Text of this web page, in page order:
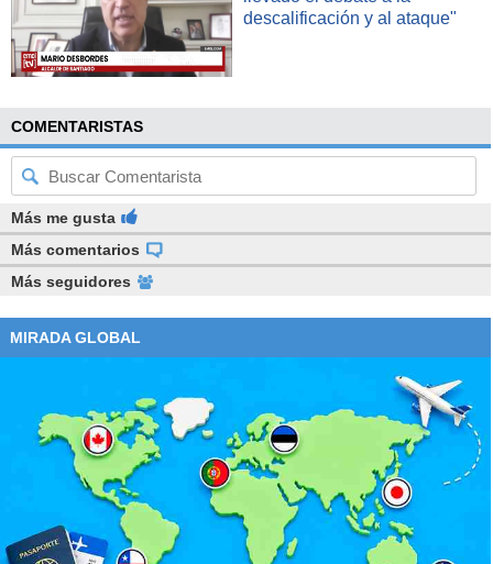
descalificación y al ataque"
COMENTARISTAS
Más me gusta
Más comentarios
Más seguidores
MIRADA GLOBAL